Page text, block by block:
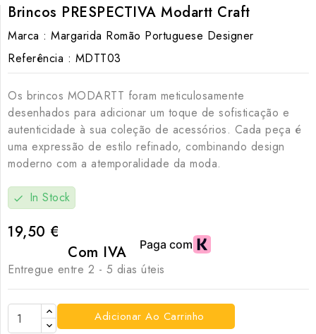
Brincos PRESPECTIVA Modartt Craft
Marca : Margarida Romão Portuguese Designer
Referência : MDTT03
Os brincos MODARTT foram meticulosamente
desenhados para adicionar um toque de sofisticação e
autenticidade à sua coleção de acessórios. Cada peça é
uma expressão de estilo refinado, combinando design
moderno com a atemporalidade da moda.
check In Stock
19,50 €
Com IVA
Entregue entre 2 - 5 dias úteis
Adicionar Ao Carrinho